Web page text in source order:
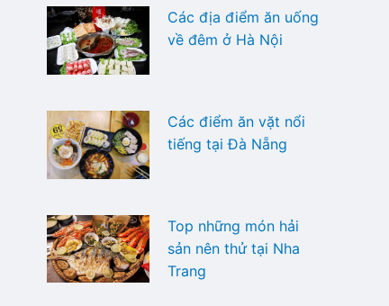
Các địa điểm ăn uống
về đêm ở Hà Nội
Các điểm ăn vặt nổi
tiếng tại Đà Nẵng
Top những món hải
sản nên thử tại Nha
Trang